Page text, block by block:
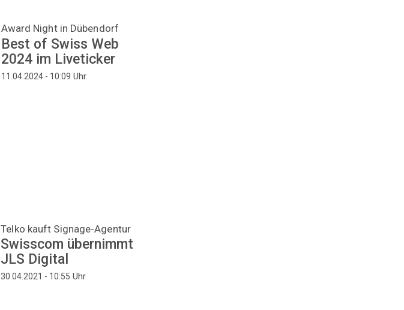
Award Night in Dübendorf
Best of Swiss Web
2024 im Liveticker
11.04.2024 - 10:09 Uhr
Telko kauft Signage-Agentur
Swisscom übernimmt
JLS Digital
30.04.2021 - 10:55 Uhr